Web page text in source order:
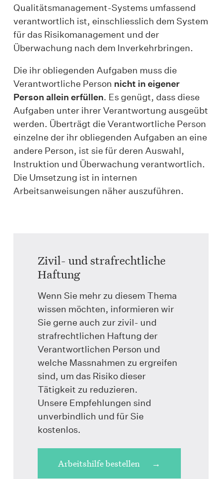
Qualitätsmanagement-Systems umfassend
verantwortlich ist, einschliesslich dem System
für das Risikomanagement und der
Überwachung nach dem Inverkehrbringen.
Die ihr obliegenden Aufgaben muss die
Verantwortliche Person nicht in eigener
Person allein erfüllen. Es genügt, dass diese
Aufgaben unter ihrer Verantwortung ausgeübt
werden. Überträgt die Verantwortliche Person
einzelne der ihr obliegenden Aufgaben an eine
andere Person, ist sie für deren Auswahl,
Instruktion und Überwachung verantwortlich.
Die Umsetzung ist in internen
Arbeitsanweisungen näher aus­zuführen.
Zivil- und strafrechtliche
Haftung
Wenn Sie mehr zu diesem Thema
wissen möchten, informieren wir
Sie gerne auch zur zivil- und
strafrechtlichen Haftung der
Verantwortlichen Person und
welche Massnahmen zu ergreifen
sind, um das Risiko dieser
Tätigkeit zu reduzieren.
Unsere Empfehlungen sind
unverbindlich und für Sie
kostenlos.
Arbeitshilfe bestellen